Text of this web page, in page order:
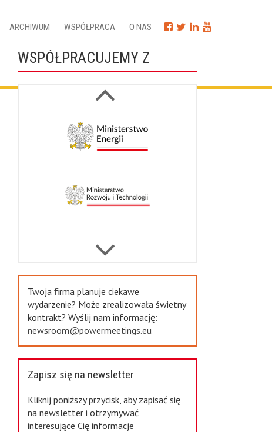
ARCHIWUM WSPÓŁPRACA O NAS
WSPÓŁPRACUJEMY Z
Twoja firma planuje ciekawe
wydarzenie? Może zrealizowała świetny
kontrakt? Wyślij nam informację:
newsroom@powermeetings.eu
Zapisz się na newsletter
Kliknij poniższy przycisk, aby zapisać się
na newsletter i otrzymywać
interesujące Cię informacje